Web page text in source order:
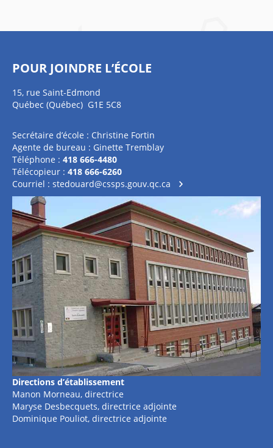
POUR JOINDRE L’ÉCOLE
15, rue Saint-Edmond
Québec (Québec) G1E 5C8
Secrétaire d’école : Christine Fortin
Agente de bureau : Ginette Tremblay
Téléphone : 418 666-4480
Télécopieur : 418 666-6260
Courriel : stedouard@cssps.gouv.qc.ca
Directions d’établissement
Manon Morneau, directrice
Maryse Desbecquets, directrice adjointe
Dominique Pouliot, directrice adjointe